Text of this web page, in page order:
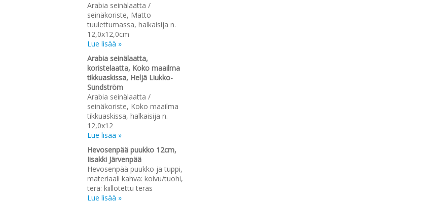
Arabia seinälaatta /
seinäkoriste, Matto
tuulettumassa, halkaisija n.
12,0x12,0cm
Lue lisää »
Arabia seinälaatta,
koristelaatta, Koko maailma
tikkuaskissa, Heljä Liukko-
Sundström
Arabia seinälaatta /
seinäkoriste, Koko maailma
tikkuaskissa, halkaisija n.
12,0x12
Lue lisää »
Hevosenpää puukko 12cm,
Iisakki Järvenpää
Hevosenpää puukko ja tuppi,
materiaali kahva: koivu/tuohi,
terä: kiillotettu teräs
Lue lisää »